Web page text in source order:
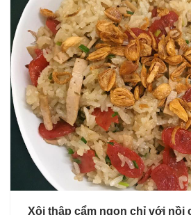
Xôi thập cẩm ngon chỉ với nồi